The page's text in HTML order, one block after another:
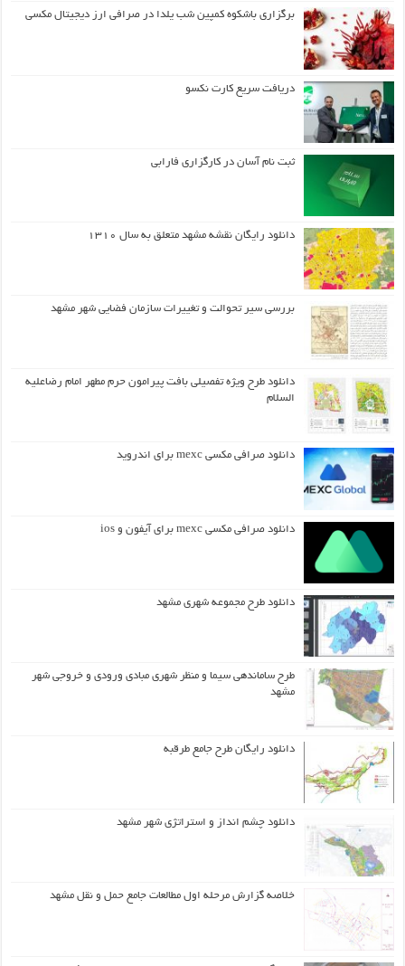
برگزاری باشکوه کمپین شب یلدا در صرافی ارز دیجیتال مکسی
دریافت سریع کارت نکسو
ثبت نام آسان در کارگزاری فارابی
دانلود رایگان نقشه مشهد متعلق به سال ۱۳۱۰
بررسی سیر تحوالت و تغییرات سازمان فضایی شهر مشهد
دانلود طرح ويژه تفصيلي بافت پيرامون حرم مطهر امام رضاعليه
السلام
دانلود صرافی مکسی mexc برای اندروید
دانلود صرافی مکسی mexc برای آیفون و ios
دانلود طرح مجموعه شهری مشهد
طرح ساماندهی سیما و منظر شهری مبادی ورودی و خروجی شهر
مشهد
دانلود رایگان طرح جامع طرقبه
دانلود چشم انداز و استراتژی شهر مشهد
خلاصه گزارش مرحله اول مطالعات جامع حمل و نقل مشهد